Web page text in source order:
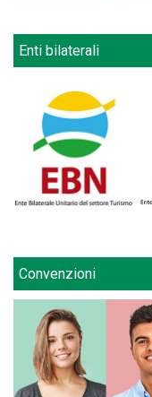
Enti bilaterali
Convenzioni